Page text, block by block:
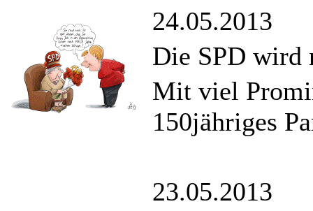
24.05.2013
Die SPD wird
Mit viel
150jähriges
23.05.2013